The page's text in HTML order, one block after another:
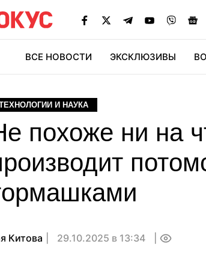
ВСЕ НОВОСТИ ЭКСКЛЮЗИВЫ
И НАУКА
похоже ни на
Китова 29.10.2025 в 13:34